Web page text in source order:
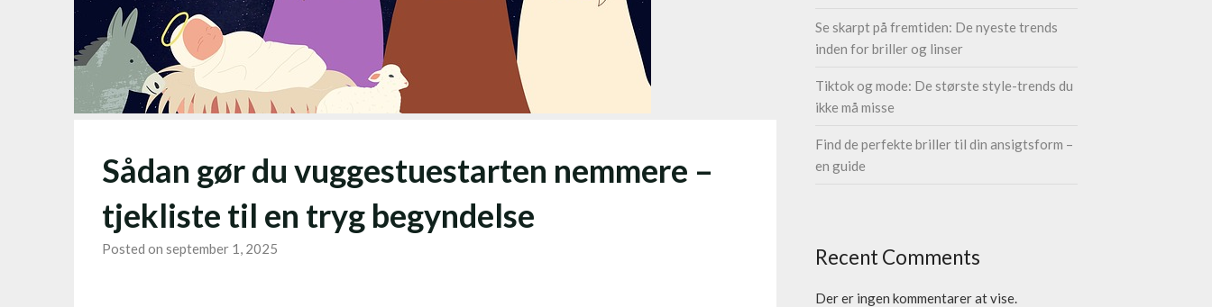
Sådan gør du vuggestuestarten nemmere –
tjekliste til en tryg begyndelse
Posted on september 1, 2025
Se skarpt på fremtiden: De nyeste trends
inden for briller og linser
Tiktok og mode: De største style-trends du
ikke må misse
Find de perfekte briller til din ansigtsform –
en guide
Recent Comments
Der er ingen kommentarer at vise.